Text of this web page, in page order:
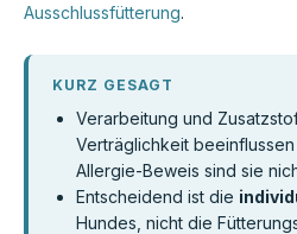
Ausschlussfütterung.
KURZ GESAGT
Verarbeitung und
Verträglichkeit
Allergie-Beweis sind sie
Entscheidend ist die
Hundes, nicht die